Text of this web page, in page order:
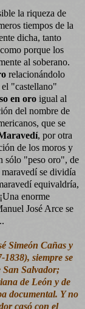
la riqueza de
tiempos de la
dicha, tanto
porque los
al soberano.
relacionándolo
"castellano"
en oro igual al
del nombre de
que se
, por otra
de los moros y
sólo "peso oro", de
se dividía
equivaldría,
enorme
José Arce se
Simeón Cañas y
siempre se
San Salvador;
de León y de
documental. Y no
casó con el